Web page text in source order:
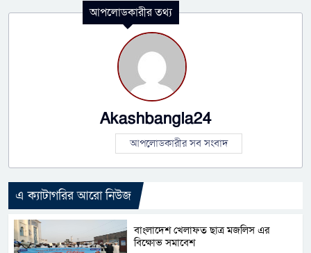
আপলোডকারীর তথ্য
Akashbangla24
আপলোডকারীর সব সংবাদ
এ ক্যাটাগরির আরো নিউজ
বাংলাদেশ খেলাফত ছাত্র মজলিস এর
বিক্ষোভ সমাবেশ